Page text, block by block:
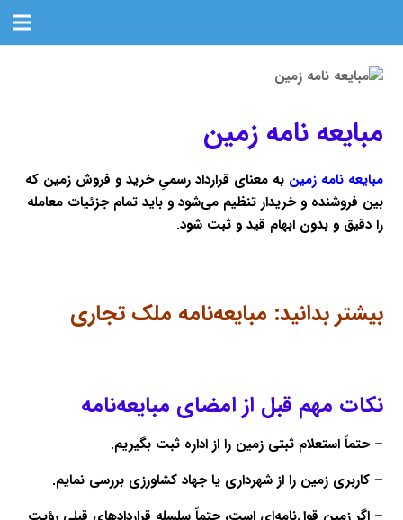
مبایعه نامه زمین
مبایعه‌ نامه زمین به معنای قرارداد رسمیِ خرید و فروش زمین که
بین فروشنده و خریدار تنظیم می‌شود و باید تمام جزئیات معامله
را دقیق و بدون ابهام قید و ثبت شود.
بیشتر بدانید: مبایعه‌نامه ملک تجاری
نکات مهم قبل از امضای مبایعه‌نامه
– حتماً استعلام ثبتی زمین را از اداره ثبت بگیریم.
– کاربری زمین را از شهرداری یا جهاد کشاورزی بررسی نمایم.